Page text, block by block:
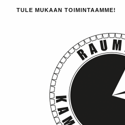
TULE MUKAAN TOIMINTAAMME!